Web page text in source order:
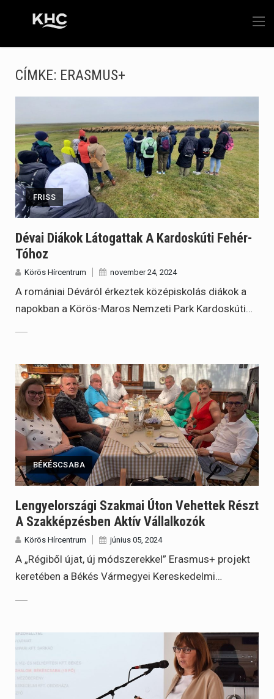
CÍMKE: ERASMUS+
FRISS
Dévai Diákok Látogattak A Kardoskúti Fehér-
Tóhoz
Körös Hírcentrum november 24, 2024
A romániai Déváról érkeztek középiskolás diákok a
napokban a Körös-Maros Nemzeti Park Kardoskúti…
BÉKÉSCSABA
Lengyelországi Szakmai Úton Vehettek Részt
A Szakképzésben Aktív Vállalkozók
Körös Hírcentrum június 05, 2024
A „Régiből újat, új módszerekkel” Erasmus+ projekt
keretében a Békés Vármegyei Kereskedelmi…